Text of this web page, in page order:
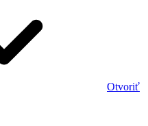
Otvoriť